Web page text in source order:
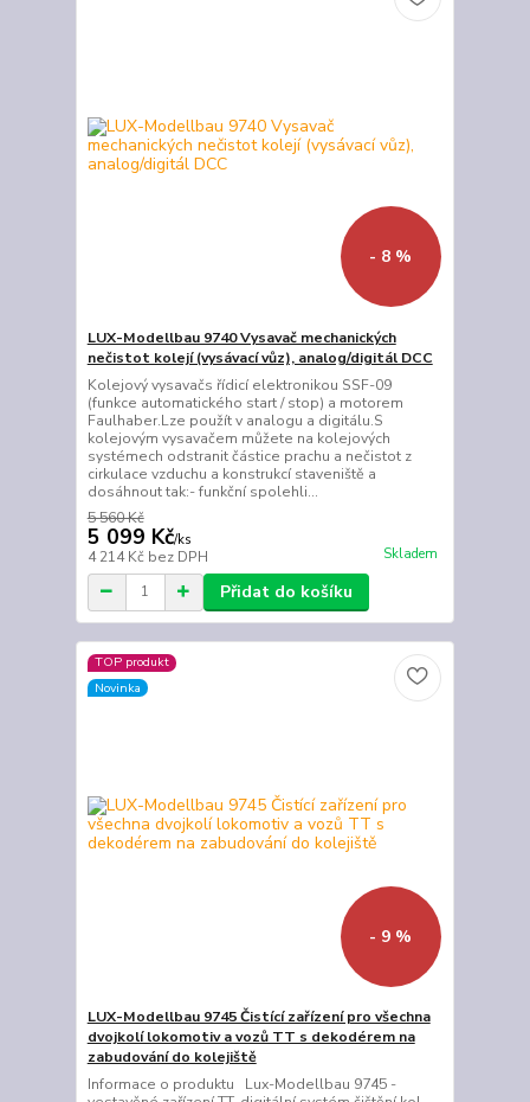
- 8 %
LUX-Modellbau 9740 Vysavač mechanických
nečistot kolejí (vysávací vůz), analog/digitál DCC
Kolejový vysavačs řídicí elektronikou SSF-09
(funkce automatického start / stop) a motorem
Faulhaber.Lze použít v analogu a digitálu.S
kolejovým vysavačem můžete na kolejových
systémech odstranit částice prachu a nečistot z
cirkulace vzduchu a konstrukcí staveniště a
dosáhnout tak:- funkční spolehli...
5 560 Kč
5 099 Kč/ks
4 214 Kč bez DPH Skladem
Přidat do košíku
TOP produkt
Novinka
- 9 %
LUX-Modellbau 9745 Čistící zařízení pro všechna
dvojkolí lokomotiv a vozů TT s dekodérem na
zabudování do kolejiště
Informace o produktu Lux-Modellbau 9745 -